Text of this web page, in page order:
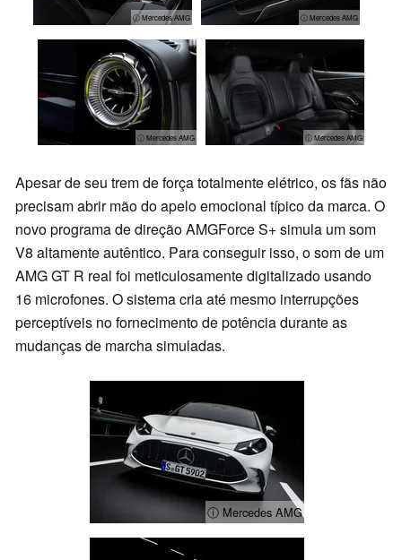
ⓘ Mercedes AMG ⓘ Mercedes AMG
ⓘ Mercedes AMG ⓘ Mercedes AMG
Apesar de seu trem de força totalmente elétrico, os fãs não
precisam abrir mão do apelo emocional típico da marca. O
novo programa de direção AMGForce S+ simula um som
V8 altamente autêntico. Para conseguir isso, o som de um
AMG GT R real foi meticulosamente digitalizado usando
16 microfones. O sistema cria até mesmo interrupções
perceptíveis no fornecimento de potência durante as
mudanças de marcha simuladas.
ⓘ Mercedes AMG